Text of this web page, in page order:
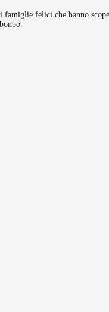
famiglie felici che hanno